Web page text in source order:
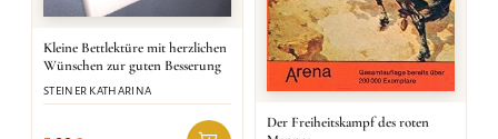
Kleine Bettlektüre mit herzlichen
Wünschen zur guten Besserung
STEINER KATHARINA
Der Freiheitskampf des roten